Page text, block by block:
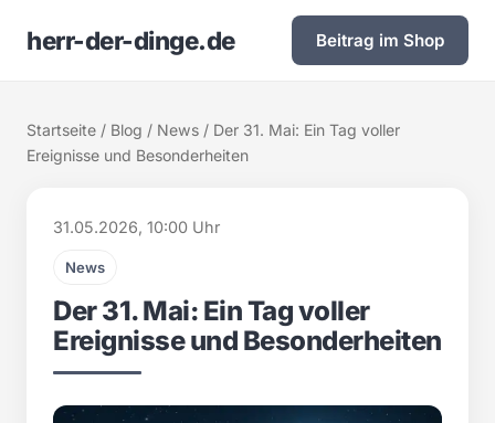
herr-der-dinge.de Beitrag im Shop
Startseite / Blog / News / Der 31. Mai: Ein Tag voller
Ereignisse und Besonderheiten
31.05.2026, 10:00 Uhr
News
Der 31. Mai: Ein Tag voller
Ereignisse und Besonderheiten